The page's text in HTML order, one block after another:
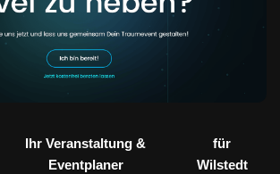
Ihr Veranstaltung &
Eventplaner
für
Wilstedt